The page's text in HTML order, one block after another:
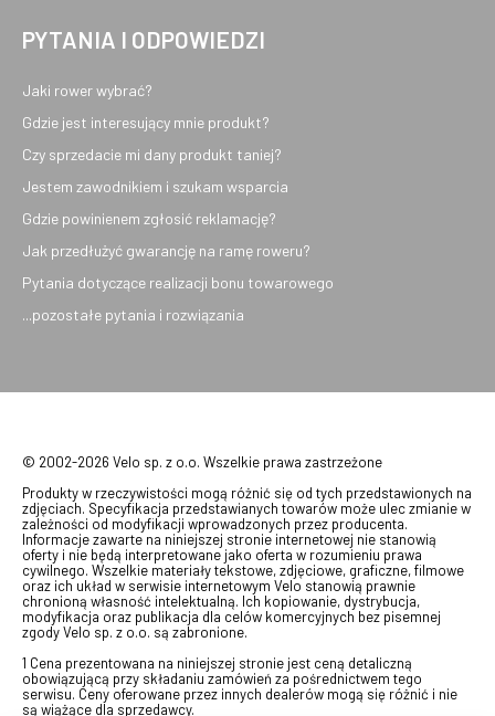
PYTANIA I ODPOWIEDZI
Jaki rower wybrać?
Gdzie jest interesujący mnie produkt?
Czy sprzedacie mi dany produkt taniej?
Jestem zawodnikiem i szukam wsparcia
Gdzie powinienem zgłosić reklamację?
Jak przedłużyć gwarancję na ramę roweru?
Pytania dotyczące realizacji bonu towarowego
...pozostałe pytania i rozwiązania
© 2002-2026 Velo sp. z o.o. Wszelkie prawa zastrzeżone
Produkty w rzeczywistości mogą różnić się od tych przedstawionych na
zdjęciach. Specyfikacja przedstawianych towarów może ulec zmianie w
zależności od modyfikacji wprowadzonych przez producenta.
Informacje zawarte na niniejszej stronie internetowej nie stanowią
oferty i nie będą interpretowane jako oferta w rozumieniu prawa
cywilnego. Wszelkie materiały tekstowe, zdjęciowe, graficzne, filmowe
oraz ich układ w serwisie internetowym Velo stanowią prawnie
chronioną własność intelektualną. Ich kopiowanie, dystrybucja,
modyfikacja oraz publikacja dla celów komercyjnych bez pisemnej
zgody Velo sp. z o.o. są zabronione.
1 Cena prezentowana na niniejszej stronie jest ceną detaliczną
obowiązującą przy składaniu zamówień za pośrednictwem tego
serwisu. Ceny oferowane przez innych dealerów mogą się różnić i nie
są wiążące dla sprzedawcy.